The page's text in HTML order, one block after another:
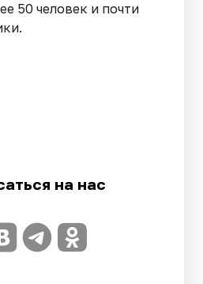
50 человек и почти
на нас